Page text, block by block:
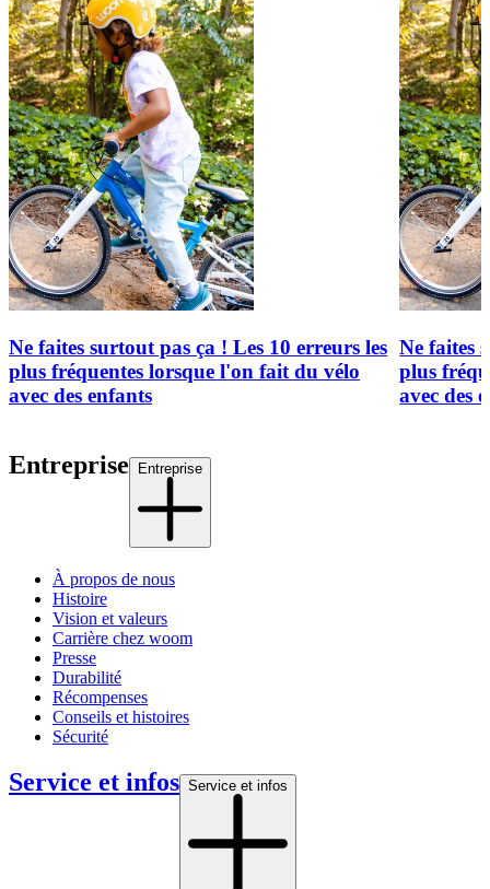
Ne faites surtout pas ça ! Les 10 erreurs les
plus fréquentes lorsque l'on fait du vélo
avec des enfants
Ne faites
plus
avec des
Entreprise Entreprise
À propos de nous
Histoire
Vision et valeurs
Carrière chez woom
Presse
Durabilité
Récompenses
Conseils et histoires
Sécurité
Service et infos Service et infos